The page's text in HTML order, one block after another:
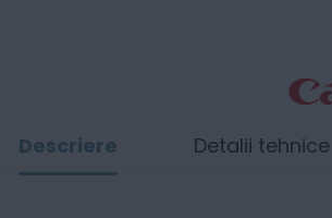
Descriere Detalii tehnice